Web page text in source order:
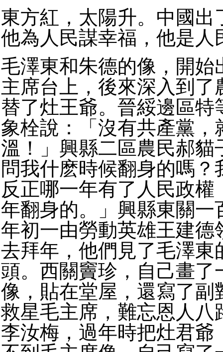
東方紅，太陽升。中國出
他為人民謀幸福，他是人
毛澤東和朱德的像，開始
主席台上，後來深入到了
替了灶王爺。晉綏邊區特
象栓說：「沒有共產黨，
溫！」興縣二區農民郝貓
問我什麽時候翻身的嗎？
反正哪一年有了人民政權
年翻身的。」興縣東關一
年初一由勞動英雄王建德
去拜年，他們見了毛澤東
頭。西關竇珍，自己畫了
像，貼在堂屋，還寫了副
救星毛主席，難忘恩人八
李汝梅，過年時把灶君爺